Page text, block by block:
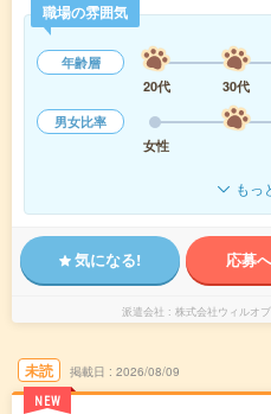
職場の雰囲気
年齢層
20代
30代
男女比率
女性
もっ
気になる! 応募
派遣会社 株式会社ウィルオ
未読
NEW
掲載日 2026/08/09